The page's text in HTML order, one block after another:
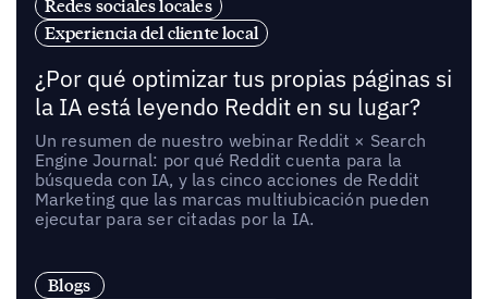
Redes sociales locales
Experiencia del cliente local
¿Por qué optimizar tus propias páginas si
la IA está leyendo Reddit en su lugar?
Un resumen de nuestro webinar Reddit × Search
Engine Journal: por qué Reddit cuenta para la
búsqueda con IA, y las cinco acciones de Reddit
Marketing que las marcas multiubicación pueden
ejecutar para ser citadas por la IA.
Blogs